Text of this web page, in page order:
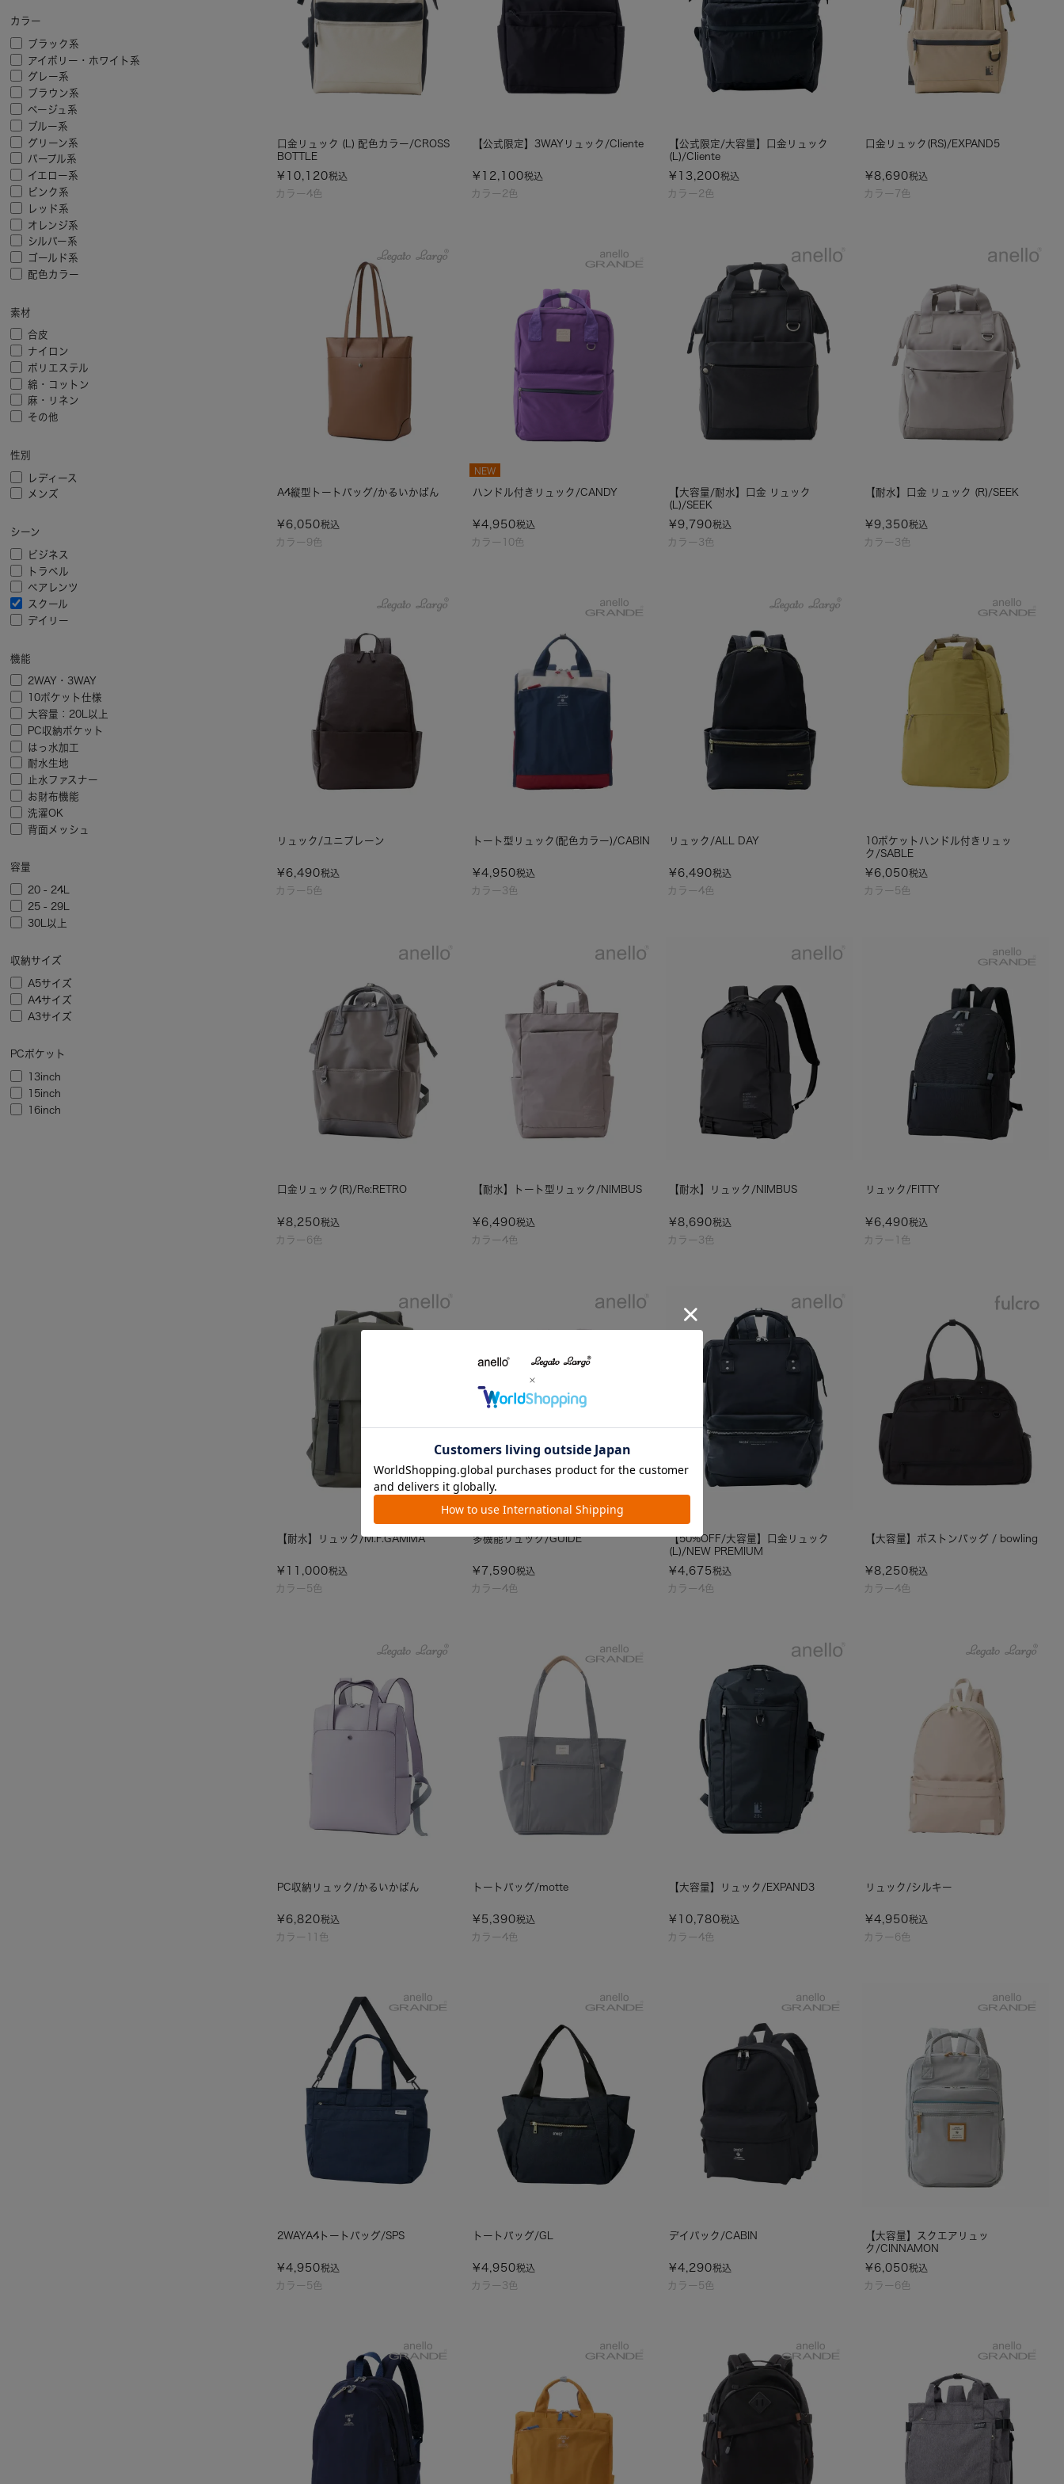
カラー
ブラック系
アイボリー・ホワイト系
グレー系
ブラウン系
ベージュ系
ブルー系
グリーン系
パープル系
イエロー系
ピンク系
レッド系
オレンジ系
シルバー系
ゴールド系
配色カラー
素材
合皮
ナイロン
ポリエステル
綿・コットン
麻・リネン
その他
性別
レディース
メンズ
シーン
ビジネス
トラベル
ペアレンツ
スクール
デイリー
機能
2WAY・3WAY
10ポケット仕様
大容量：20L以上
PC収納ポケット
はっ水加工
耐水生地
止水ファスナー
お財布機能
洗濯OK
背面メッシュ
容量
20 - 24L
25 - 29L
30L以上
収納サイズ
A5サイズ
A4サイズ
A3サイズ
PCポケット
13inch
15inch
16inch
カラー4色
口金リュック (L) 配色カラー/CROSS
BOTTLE
¥ 10,120税込
カラー2色
【公式限定】3WAYリュック/Cliente
¥ 12,100税込
カラー2色
【公式限定/大容量】口金リュック
(L)/Cliente
¥ 13,200税込
カラー7色
口金リュック(RS)/EXPAND5
¥8,690税込
カラー9色
A4縦型トートバッグ/かるいかばん
¥ 6,050税込
カラー10色
NEW
ハンドル付きリュック/CANDY
¥4,950税込
カラー3色
【大容量/耐水】口金 リュック
(L)/SEEK
¥9,790税込
カラー3色
【耐水】口金 リュック (R)/SEEK
¥9,350税込
カラー5色
リュック/ユニプレーン
¥ 6,490税込
カラー3色
トート型リュック(配色カラー)/CABIN
¥4,950税込
カラー4色
リュック/ALL DAY
¥ 6,490税込
カラー5色
10ポケットハンドル付きリュッ
ク/SABLE
¥ 6,050税込
カラー6色
口金リュック(R)/Re:RETRO
¥8,250税込
カラー4色
【耐水】トート型リュック/NIMBUS
¥ 6,490税込
カラー3色
【耐水】リュック/NIMBUS
¥8,690税込
カラー1色
リュック/FITTY
¥ 6,490税込
カラー5色
【耐水】リュック/M.F.GAMMA
¥ 11,000税込
カラー4色
多機能リュック/GUIDE
¥ 7,590税込
SALE
カラー4色
【50%OFF/大容量】口金リュック
(L)/NEW PREMIUM
¥4,675税込
カラー4色
【大容量】ボストンバッグ / bowling
¥8,250税込
カラー11色
PC収納リュック/かるいかばん
¥ 6,820税込
カラー4色
トートバッグ/motte
¥ 5,390税込
カラー4色
【大容量】リュック/EXPAND3
¥ 10,780税込
カラー6色
リュック/シルキー
¥4,950税込
カラー5色
2WAYA4トートバッグ/SPS
¥4,950税込
カラー3色
トートバッグ/GL
¥4,950税込
カラー5色
デイパック/CABIN
¥4,290税込
カラー6色
【大容量】スクエアリュッ
ク/CINNAMON
¥ 6,050税込